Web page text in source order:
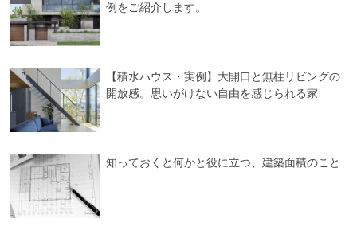
例をご紹介します。
【積水ハウス・実例】大開口と無柱リビングの
開放感。思いがけない自由を感じられる家
知っておくと何かと役に立つ、建築面積のこと